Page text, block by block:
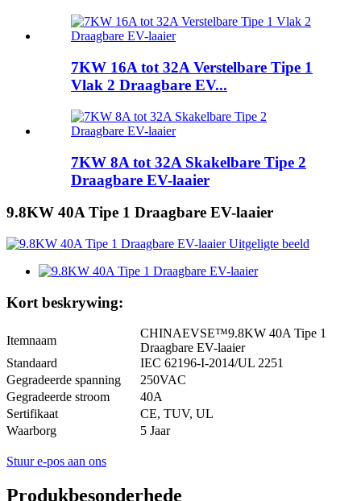
7KW 16A tot 32A Verstelbare Tipe 1
Vlak 2 Draagbare EV...
7KW 8A tot 32A Skakelbare Tipe 2
Draagbare EV-laaier
9.8KW 40A Tipe 1 Draagbare EV-laaier
Kort beskrywing:
Itemnaam
CHINAEVSE™️9.8KW 40A Tipe 1
Draagbare EV-laaier
Standaard
IEC 62196-I-2014/UL 2251
Gegradeerde spanning
250VAC
Gegradeerde stroom
40A
Sertifikaat
CE, TUV, UL
Waarborg
5 Jaar
Stuur e-pos aan ons
Produkbesonderhede